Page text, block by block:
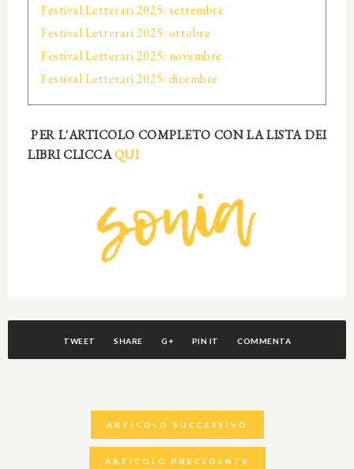
Festival Letterari 2025: settembre
Festival Letterari 2025: ottobre
Festival Letterari 2025: novembre
Festival Letterari 2025: dicembre
PER L'ARTICOLO COMPLETO CON LA LISTA DEI
LIBRI CLICCAQUI
TWEET SHARE G+ PIN IT COMMENTA
ARTICOLO SUCCESSIVO
ARTICOLO PRECEDENTE